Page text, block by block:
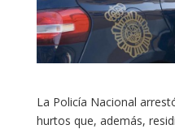
La Policía Nacional
hurtos que, además,